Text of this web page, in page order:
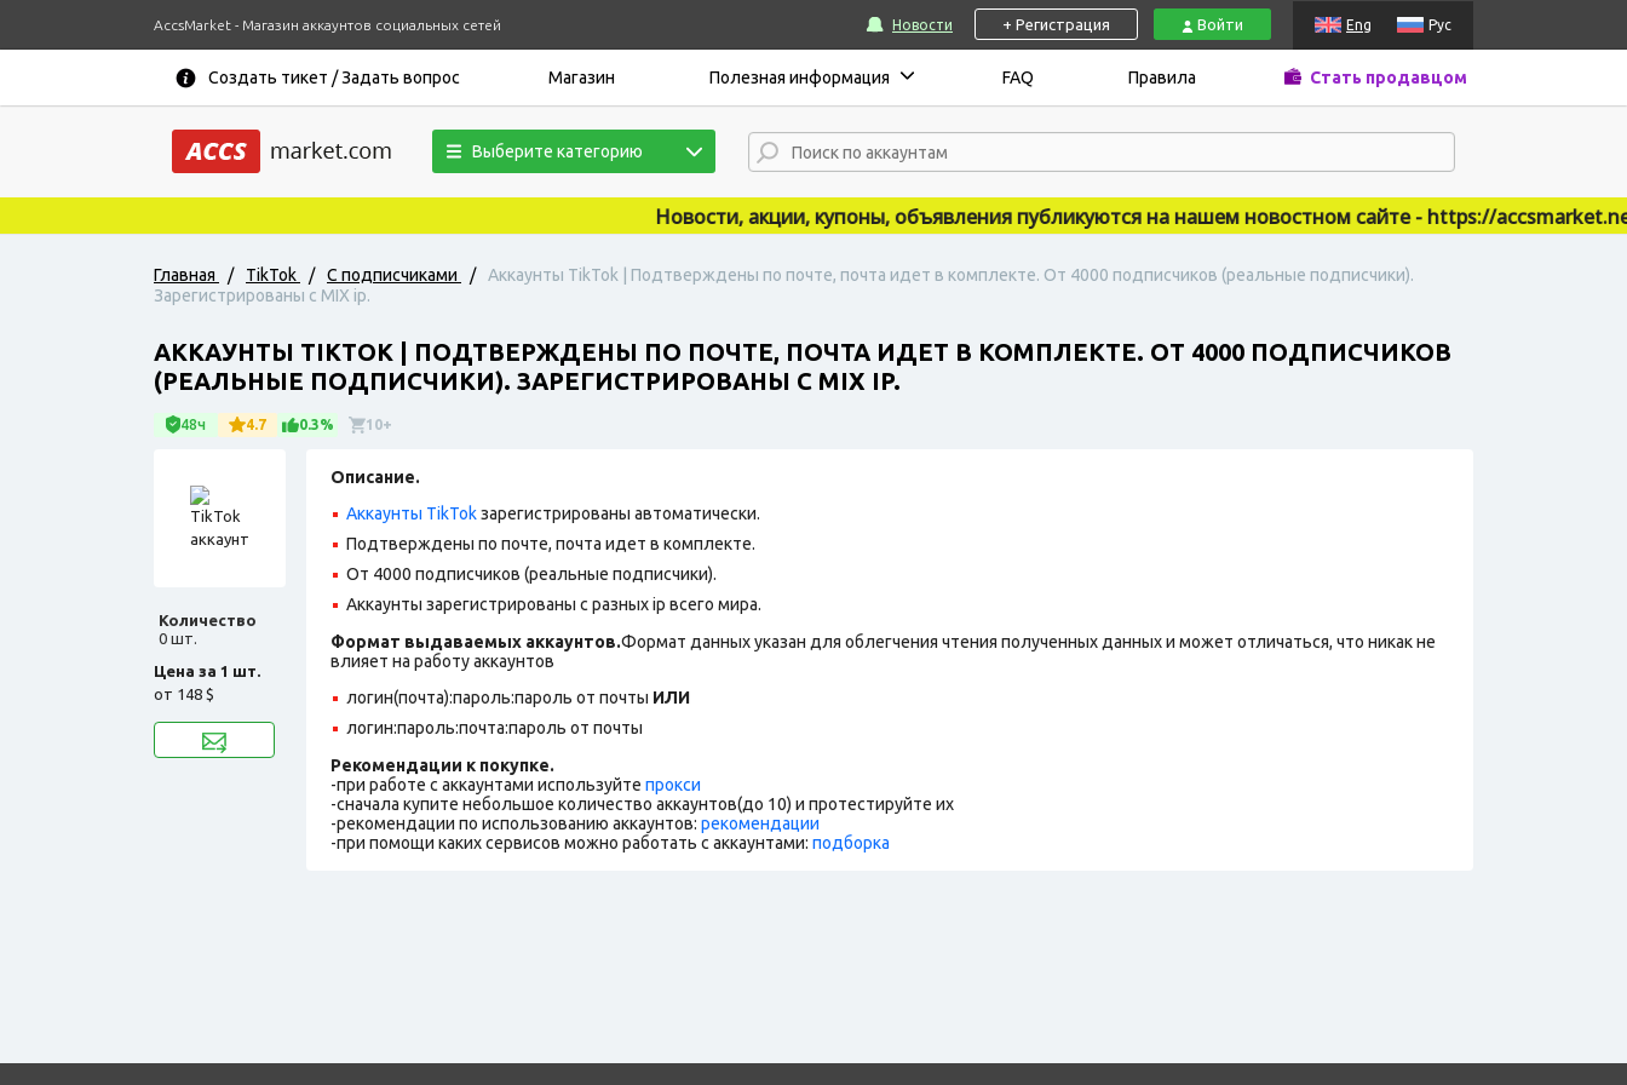
AccsMarket - Магазин аккаунтов социальных сетей Новости + Регистрация Войти Eng Рус
Создать тикет / Задать вопрос Магазин Полезная информация FAQ Правила Стать продавцом
Выберите категорию
Новости, акции, купоны, объявления публикуются на нашем новостном сайте - https://accsmarket.news
Главная / TikTok / С подписчиками /
Аккаунты TikTok | Подтверждены по почте, почта идет в комплекте. От 4000 подписчиков (реальные подписчики).
Зарегистрированы с MIX ip.
АККАУНТЫ TIKTOK | ПОДТВЕРЖДЕНЫ ПО ПОЧТЕ, ПОЧТА ИДЕТ В КОМПЛЕКТЕ. ОТ 4000 ПОДПИСЧИКОВ
(РЕАЛЬНЫЕ ПОДПИСЧИКИ). ЗАРЕГИСТРИРОВАНЫ С MIX IP.
48ч 4.7 0.3% 10+
Количество
0 шт.
Цена за 1 шт.
от 148 $
Описание.
Аккаунты TikTokзарегистрированы автоматически.
Подтверждены по почте, почта идет в комплекте.
От 4000 подписчиков (реальные подписчики).
Аккаунты зарегистрированы с разных ip всего мира.
Формат выдаваемых аккаунтов.Формат данных указан для облегчения чтения полученных данных и может отличаться, что никак не
влияет на работу аккаунтов
логин(почта):пароль:пароль от почты ИЛИ
логин:пароль:почта:пароль от почты
Рекомендации к покупке.
-при работе с аккаунтами используйте прокси
-сначала купите небольшое количество аккаунтов(до 10) и протестируйте их
-рекомендации по использованию аккаунтов: рекомендации
-при помощи каких сервисов можно работать с аккаунтами: подборка